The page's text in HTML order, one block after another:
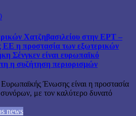
Χατζηβασιλείου στην ΕΡΤ –
ΕΕ η προστασία των εξωτερικών
Σένγκεν είναι ευρωπαϊκό
η συζήτηση περιορισμών
Ευρωπαϊκής Ένωσης είναι η προστασία
με τον καλύτερο δυνατό
news